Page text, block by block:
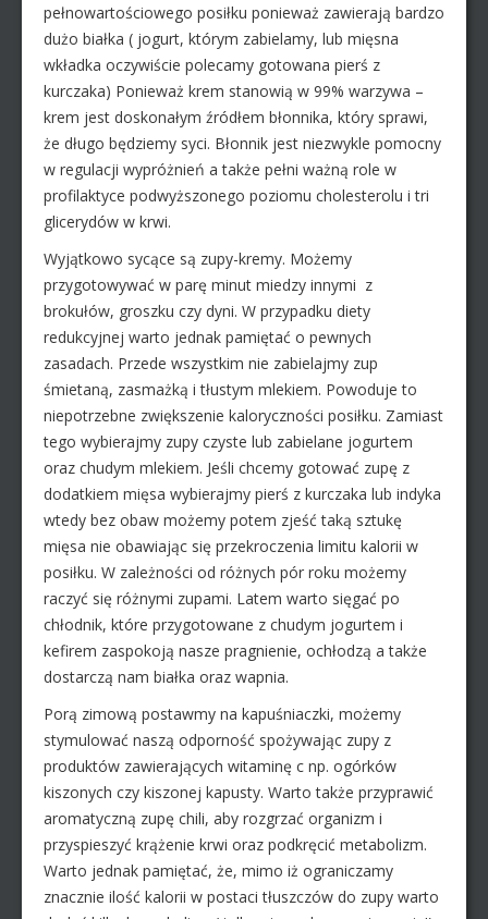
pełnowartościowego posiłku ponieważ zawierają bardzo
dużo białka ( jogurt, którym zabielamy, lub mięsna
wkładka oczywiście polecamy gotowana pierś z
kurczaka) Ponieważ krem stanowią w 99% warzywa –
krem jest doskonałym źródłem błonnika, który sprawi,
że długo będziemy syci. Błonnik jest niezwykle pomocny
w regulacji wypróżnień a także pełni ważną role w
profilaktyce podwyższonego poziomu cholesterolu i tri
glicerydów w krwi.
Wyjątkowo sycące są zupy-kremy. Możemy
przygotowywać w parę minut miedzy innymi z
brokułów, groszku czy dyni. W przypadku diety
redukcyjnej warto jednak pamiętać o pewnych
zasadach. Przede wszystkim nie zabielajmy zup
śmietaną, zasmażką i tłustym mlekiem. Powoduje to
niepotrzebne zwiększenie kaloryczności posiłku. Zamiast
tego wybierajmy zupy czyste lub zabielane jogurtem
oraz chudym mlekiem. Jeśli chcemy gotować zupę z
dodatkiem mięsa wybierajmy pierś z kurczaka lub indyka
wtedy bez obaw możemy potem zjeść taką sztukę
mięsa nie obawiając się przekroczenia limitu kalorii w
posiłku. W zależności od różnych pór roku możemy
raczyć się różnymi zupami. Latem warto sięgać po
chłodnik, które przygotowane z chudym jogurtem i
kefirem zaspokoją nasze pragnienie, ochłodzą a także
dostarczą nam białka oraz wapnia.
Porą zimową postawmy na kapuśniaczki, możemy
stymulować naszą odporność spożywając zupy z
produktów zawierających witaminę c np. ogórków
kiszonych czy kiszonej kapusty. Warto także przyprawić
aromatyczną zupę chili, aby rozgrzać organizm i
przyspieszyć krążenie krwi oraz podkręcić metabolizm.
Warto jednak pamiętać, że, mimo iż ograniczamy
znacznie ilość kalorii w postaci tłuszczów do zupy warto